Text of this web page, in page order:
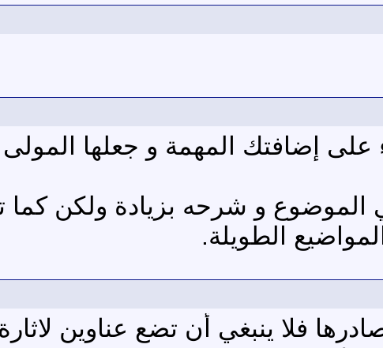
على إضافتك المهمة و جعلها
الموضوع و شرحه بزيادة ولكن كما
الطويلة.
فلا ينبغي أن تضع عناوين